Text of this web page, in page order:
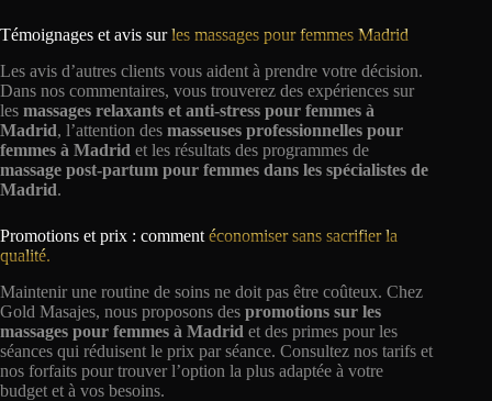
Témoignages et avis surles massages pour femmes Madrid
Les avis d’autres clients vous aident à prendre votre décision.
Dans nos commentaires, vous trouverez des expériences sur
les massages relaxants et anti-stress pour femmes à
Madrid, l’attention des masseuses professionnelles pour
femmes à Madrid et les résultats des programmes de
massage post-partum pour femmes dans les spécialistes de
Madrid.
Promotions et prix : comment économiser sans sacrifier la
qualité.
Maintenir une routine de soins ne doit pas être coûteux. Chez
Gold Masajes, nous proposons des promotions sur les
massages pour femmes à Madrid et des primes pour les
séances qui réduisent le prix par séance. Consultez nos tarifs et
nos forfaits pour trouver l’option la plus adaptée à votre
budget et à vos besoins.